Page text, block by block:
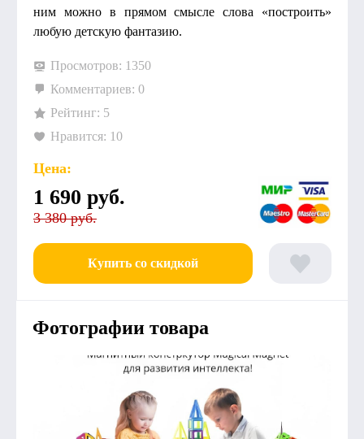
ним можно в прямом смысле слова «построить»
любую детскую фантазию.
Просмотров: 1350
Комментариев: 0
Рейтинг: 5
Нравится: 10
Цена:
1 690 руб.
3 380 руб.
Купить со скидкой
Фотографии товара